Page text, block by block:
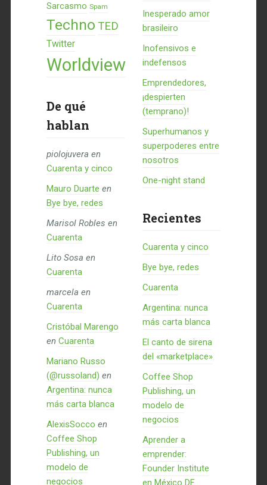
Sarcasmo Spam
Techno TED
Twitter
Worldview
De qué
hablan
piolojuvera en
Cuarenta y cinco
Mauro Duarte en
Bye bye, redes
Marisol Robles en
Cuarenta
Lito Sosa en
Cuarenta
marcela en
Cuarenta
Cristóbal Marengo
en Cuarenta
Mariano Russo
(@russoland) en
Argentina: nunca
más carta blanca
AlexisSocco en
Coffee Shop
Publishing, un
modelo de
negocios
Inesperado amor
brasileiro
Inofensivos e
indefensos
Emprendedores,
¡despierten
(temprano)!
Superhumanos y
superpoderes entre
nosotros
One-night stand
Recientes
Cuarenta y cinco
Bye bye, redes
Cuarenta
Argentina: nunca
más carta blanca
El canto de sirena
del «marketplace»
Coffee Shop
Publishing, un
modelo de
negocios
Aprender a
emprender:
Founder Institute
en México DF